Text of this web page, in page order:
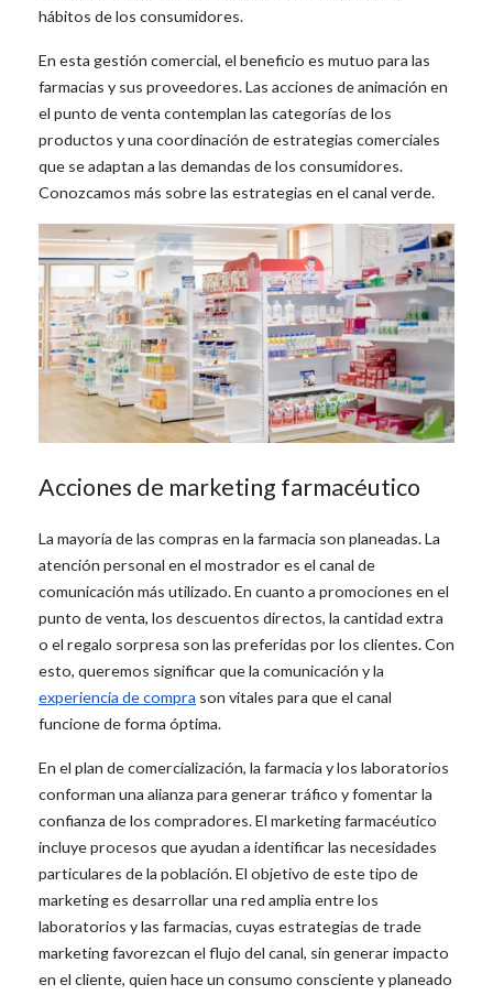
hábitos de los consumidores.
En esta gestión comercial, el beneficio es mutuo para las
farmacias y sus proveedores. Las acciones de animación en
el punto de venta contemplan las categorías de los
productos y una coordinación de estrategias comerciales
que se adaptan a las demandas de los consumidores.
Conozcamos más sobre las estrategias en el canal verde.
Acciones de marketing farmacéutico
La mayoría de las compras en la farmacia son planeadas. La
atención personal en el mostrador es el canal de
comunicación más utilizado. En cuanto a promociones en el
punto de venta, los descuentos directos, la cantidad extra
o el regalo sorpresa son las preferidas por los clientes. Con
esto, queremos significar que la comunicación y la
experiencia de compra son vitales para que el canal
funcione de forma óptima.
En el plan de comercialización, la farmacia y los laboratorios
conforman una alianza para generar tráfico y fomentar la
confianza de los compradores. El marketing farmacéutico
incluye procesos que ayudan a identificar las necesidades
particulares de la población. El objetivo de este tipo de
marketing es desarrollar una red amplia entre los
laboratorios y las farmacias, cuyas estrategias de trade
marketing favorezcan el flujo del canal, sin generar impacto
en el cliente, quien hace un consumo consciente y planeado